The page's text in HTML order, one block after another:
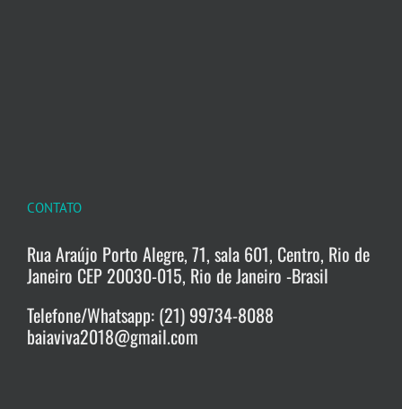
CONTATO
Rua Araújo Porto Alegre, 71, sala 601, Centro, Rio de
Janeiro CEP 20030-015, Rio de Janeiro -Brasil
Telefone/Whatsapp: (21) 99734-8088
baiaviva2018@gmail.com